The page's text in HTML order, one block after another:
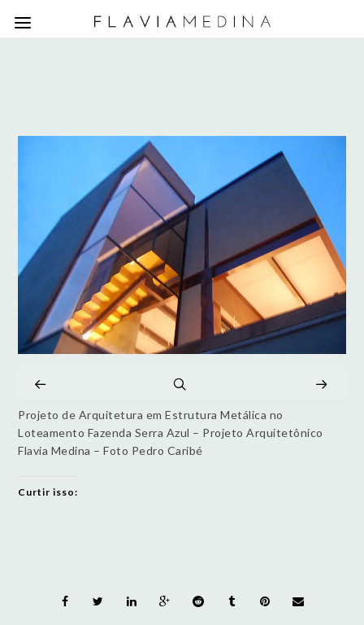
Projeto de Arquitetura em Estrutura Metálica no
Loteamento Fazenda Serra Azul – Projeto Arquitetônico
Flavia Medina – Foto Pedro Caribé
Curtir isso: